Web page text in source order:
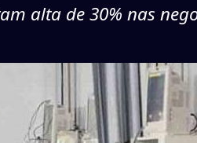
alta de 30% nas